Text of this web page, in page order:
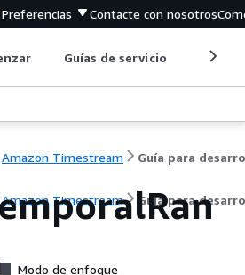
Preferencias Contacte con nosotros
Guías de servicio
Amazon Timestream
Amazon Timestream Guía para
Modo de enfoque